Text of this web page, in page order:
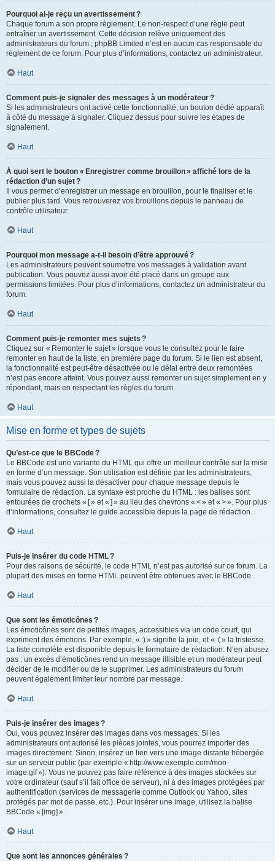
Pourquoi ai-je reçu un avertissement ?
Chaque forum a son propre règlement. Le non-respect d’une règle peut
entraîner un avertissement. Cette décision relève uniquement des
administrateurs du forum ; phpBB Limited n’est en aucun cas responsable du
règlement de ce forum. Pour plus d’informations, contactez un administrateur.
Haut
Comment puis-je signaler des messages à un modérateur ?
Si les administrateurs ont activé cette fonctionnalité, un bouton dédié apparaît
à côté du message à signaler. Cliquez dessus pour suivre les étapes de
signalement.
Haut
À quoi sert le bouton « Enregistrer comme brouillon » affiché lors de la
rédaction d’un sujet ?
Il vous permet d’enregistrer un message en brouillon, pour le finaliser et le
publier plus tard. Vous retrouverez vos brouillons depuis le panneau de
contrôle utilisateur.
Haut
Pourquoi mon message a-t-il besoin d’être approuvé ?
Les administrateurs peuvent soumettre vos messages à validation avant
publication. Vous pouvez aussi avoir été placé dans un groupe aux
permissions limitées. Pour plus d’informations, contactez un administrateur du
forum.
Haut
Comment puis-je remonter mes sujets ?
Cliquez sur « Remonter le sujet » lorsque vous le consultez pour le faire
remonter en haut de la liste, en première page du forum. Si le lien est absent,
la fonctionnalité est peut-être désactivée ou le délai entre deux remontées
n’est pas encore atteint. Vous pouvez aussi remonter un sujet simplement en y
répondant, mais en respectant les règles du forum.
Haut
Mise en forme et types de sujets
Qu’est-ce que le BBCode ?
Le BBCode est une variante du HTML qui offre un meilleur contrôle sur la mise
en forme d’un message. Son utilisation est définie par les administrateurs,
mais vous pouvez aussi la désactiver pour chaque message depuis le
formulaire de rédaction. La syntaxe est proche du HTML : les balises sont
entourées de crochets « [ » et « ] » au lieu des chevrons « < » et « > ». Pour plus
d’informations, consultez le guide accessible depuis la page de rédaction.
Haut
Puis-je insérer du code HTML ?
Pour des raisons de sécurité, le code HTML n’est pas autorisé sur ce forum. La
plupart des mises en forme HTML peuvent être obtenues avec le BBCode.
Haut
Que sont les émoticônes ?
Les émoticônes sont de petites images, accessibles via un code court, qui
expriment des émotions. Par exemple, « :) » signifie la joie, et « :( » la tristesse.
La liste complète est disponible depuis le formulaire de rédaction. N’en abusez
pas : un excès d’émoticônes rend un message illisible et un modérateur peut
décider de le modifier ou de le supprimer. Les administrateurs du forum
peuvent également limiter leur nombre par message.
Haut
Puis-je insérer des images ?
Oui, vous pouvez insérer des images dans vos messages. Si les
administrateurs ont autorisé les pièces jointes, vous pourrez importer des
images directement. Sinon, insérez un lien vers une image distante hébergée
sur un serveur public (par exemple « http://www.exemple.com/mon-
image.gif »). Vous ne pouvez pas faire référence à des images stockées sur
votre ordinateur (sauf s’il fait office de serveur), ni à des images protégées par
authentification (services de messagerie comme Outlook ou Yahoo, sites
protégés par mot de passe, etc.). Pour insérer une image, utilisez la balise
BBCode « [img] ».
Haut
Que sont les annonces générales ?